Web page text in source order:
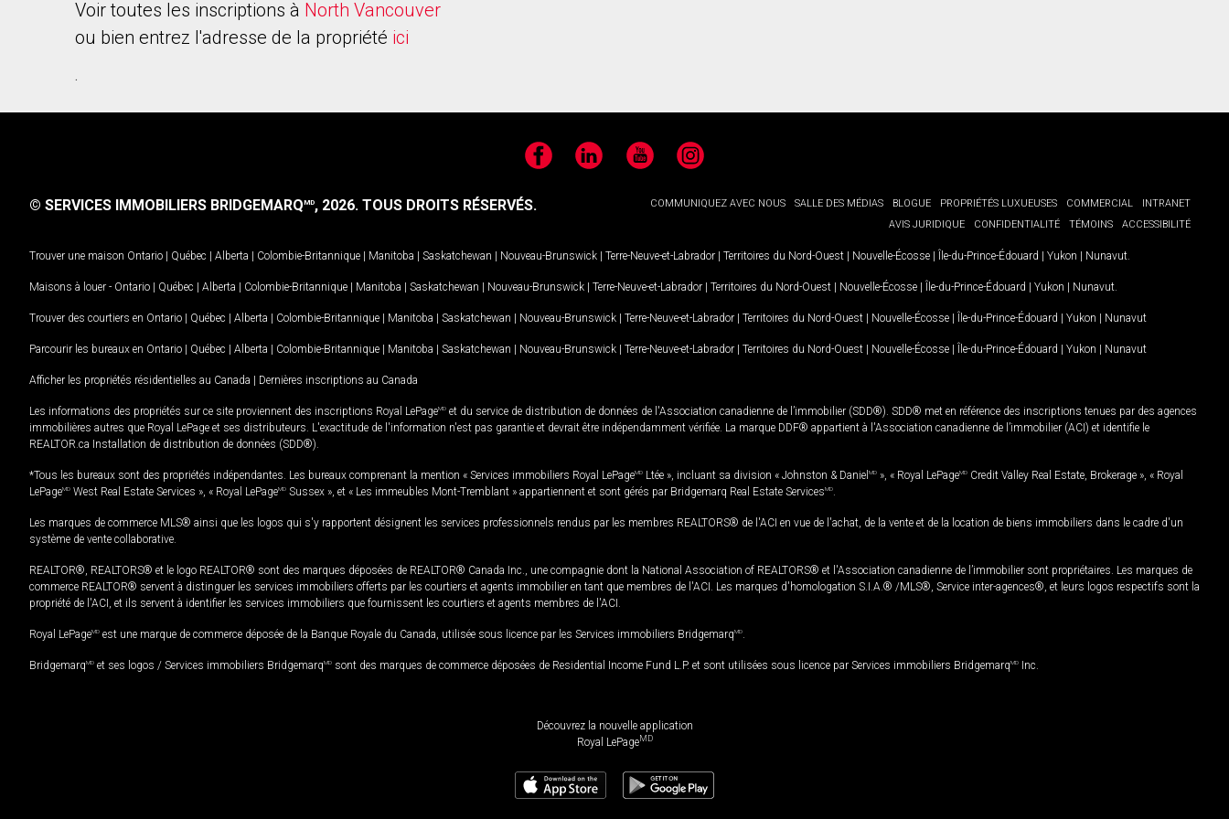
Voir toutes les inscriptions à North Vancouver
ou bien entrez l'adresse de la propriété ici
.
FacebookLinkedIn YouTubeInstagram
COMMUNIQUEZ AVEC NOUS SALLE DES MÉDIAS BLOGUE PROPRIÉTÉS LUXUEUSES COMMERCIAL
INTRANET
AVIS JURIDIQUE
CONFIDENTIALITÉ TÉMOINS ACCESSIBILITÉ
© SERVICES IMMOBILIERS BRIDGEMARQMD, 2026. TOUS DROITS RÉSERVÉS.
Trouver une maison Ontario | Québec | Alberta | Colombie-Britannique | Manitoba | Saskatchewan | Nouveau-Brunswick | Terre-Neuve-et-Labrador | Territoires du Nord-Ouest | Nouvelle-Écosse | Île-du-Prince-Édouard | Yukon | Nunavut
Maisons à louer - Ontario | Québec | Alberta | Colombie-Britannique | Manitoba | Saskatchewan | Nouveau-Brunswick | Terre-Neuve-et-Labrador | Territoires du Nord-Ouest | Nouvelle-Écosse | Île-du-Prince-Édouard | Yukon | Nunavut
Trouver des courtiers en Ontario | Québec | Alberta | Colombie-Britannique | Manitoba | Saskatchewan | Nouveau-Brunswick | Terre-Neuve-et-Labrador | Territoires du Nord-Ouest | Nouvelle-Écosse | Île-du-Prince-Édouard | Yukon | Nunavut
Parcourir les bureaux en Ontario | Québec | Alberta | Colombie-Britannique | Manitoba | Saskatchewan | Nouveau-Brunswick | Terre-Neuve-et-Labrador | Territoires du Nord-Ouest | Nouvelle-Écosse | Île-du-Prince-Édouard | Yukon | Nunavut
Afficher les propriétés résidentielles au Canada | Dernières inscriptions au Canada
Les informations des propriétés sur ce site proviennent des inscriptions Royal LePageMD et du service de distribution de données de l'Association canadienne de l’immobilier (SDD®). SDD® met en référence des inscriptions tenues par des agences
immobilières autres que Royal LePage et ses distributeurs. L'exactitude de l'information n'est pas garantie et devrait être indépendamment vérifiée. La marque DDF® appartient à l'Association canadienne de l’immobilier (ACI) et identifie le
REALTOR.ca Installation de distribution de données (SDD®).
*Tous les bureaux sont des propriétés indépendantes. Les bureaux comprenant la mention « Services immobiliers Royal LePageMD Ltée », incluant sa division « Johnston & Daniel MD », « Royal LePageMD Credit Valley Real Estate, Brokerage », « Royal
LePageMD West Real Estate Services », « Royal LePageMD Sussex », et « Les immeubles Mont-Tremblant » appartiennent et sont gérés par Bridgemarq Real Estate ServicesMD
Les marques de commerce MLS® ainsi que les logos qui s'y rapportent désignent les services professionnels rendus par les membres REALTORS® de l'ACI en vue de l'achat, de la vente et de la location de biens immobiliers dans le cadre d'un
système de vente collaborative.
REALTOR®, REALTORS® et le logo REALTOR® sont des marques déposées de REALTOR® Canada Inc., une compagnie dont la National Association of REALTORS® et l'Association canadienne de l’immobilier sont propriétaires. Les marques de
commerce REALTOR® servent à distinguer les services immobiliers offerts par les courtiers et agents immobilier en tant que membres de l'ACI. Les marques d'homologation S.I.A.® /MLS®, Service inter-agences®, et leurs logos respectifs sont la
propriété de l'ACI, et ils servent à identifier les services immobiliers que fournissent les courtiers et agents membres de l'ACI.
Royal LePageMD est une marque de commerce déposée de la Banque Royale du Canada, utilisée sous licence par les Services immobiliers BridgemarqMD
BridgemarqMD et ses logos / Services immobiliers BridgemarqMD sont des marques de commerce déposées de Residential Income Fund L.P. et sont utilisées sous licence par Services immobiliers BridgemarqMD Inc.
Découvrez la nouvelle application
Royal LePageMD